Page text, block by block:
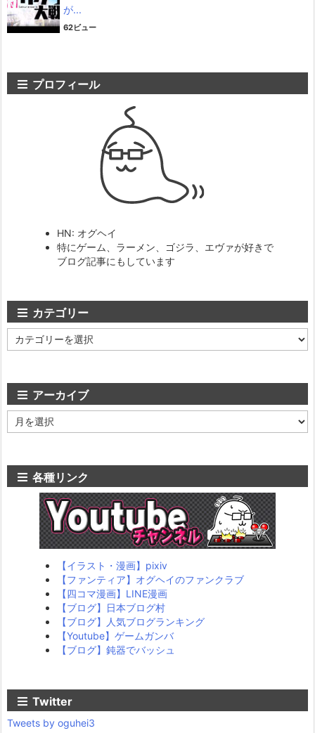
が...
62ビュー
プロフィール
HN: オグヘイ
特にゲーム、ラーメン、ゴジラ、エヴァが好きで
ブログ記事にもしています
カテゴリー
テ
アーカイブ
ー
各種リンク
【イラスト・漫画】pixiv
【ファンティア】オグヘイのファンクラブ
【四コマ漫画】LINE漫画
【ブログ】日本ブログ村
【ブログ】人気ブログランキング
【Youtube】ゲームガンバ
【ブログ】鈍器でバッシュ
Twitter
Tweets by oguhei3